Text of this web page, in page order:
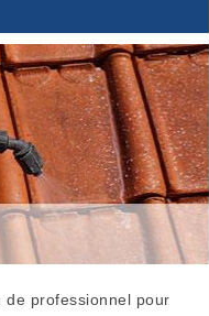
de professionnel pour